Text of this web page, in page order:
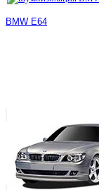
BMW E64